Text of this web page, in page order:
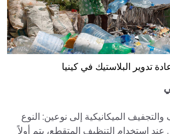
تدوير البلاستيك في كينيا
الميكانيكية إلى نوعين: النوع
استخدام التنظيف المتقطع، يتم أولاً